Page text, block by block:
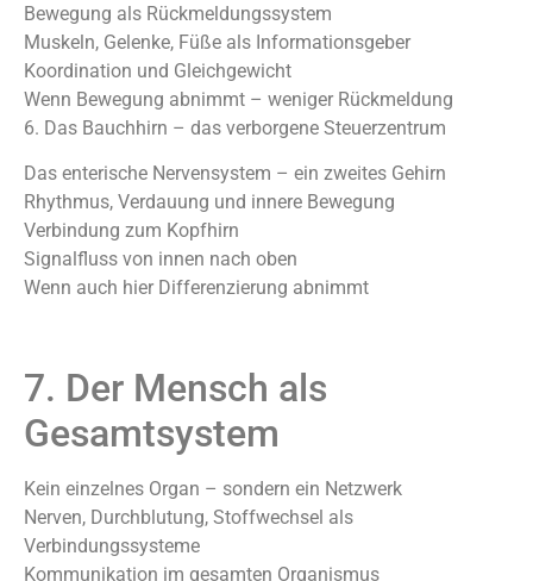
Bewegung als Rückmeldungssystem
Muskeln, Gelenke, Füße als Informationsgeber
Koordination und Gleichgewicht
Wenn Bewegung abnimmt – weniger Rückmeldung
6. Das Bauchhirn – das verborgene Steuerzentrum
Das enterische Nervensystem – ein zweites Gehirn
Rhythmus, Verdauung und innere Bewegung
Verbindung zum Kopfhirn
Signalfluss von innen nach oben
Wenn auch hier Differenzierung abnimmt
7. Der Mensch als
Gesamtsystem
Kein einzelnes Organ – sondern ein Netzwerk
Nerven, Durchblutung, Stoffwechsel als
Verbindungssysteme
Kommunikation im gesamten Organismus